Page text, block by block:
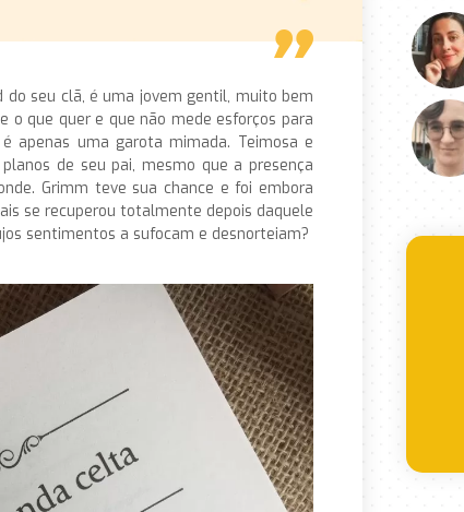
do seu clã, é uma jovem gentil, muito bem
o que quer e que não mede esforços para
apenas uma garota mimada. Teimosa e
de seu pai, mesmo que a presença
Grimm teve sua chance e foi embora
se recuperou totalmente depois daquele
sentimentos a sufocam e desnorteiam?